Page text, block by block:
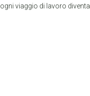
viaggio di lavoro diventa